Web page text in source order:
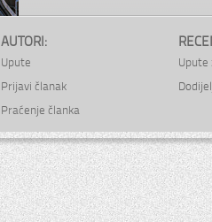
AUTORI:
Upute
Prijavi članak
Praćenje članka
Upute